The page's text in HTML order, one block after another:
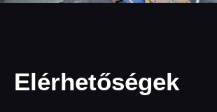
Elérhetőségek